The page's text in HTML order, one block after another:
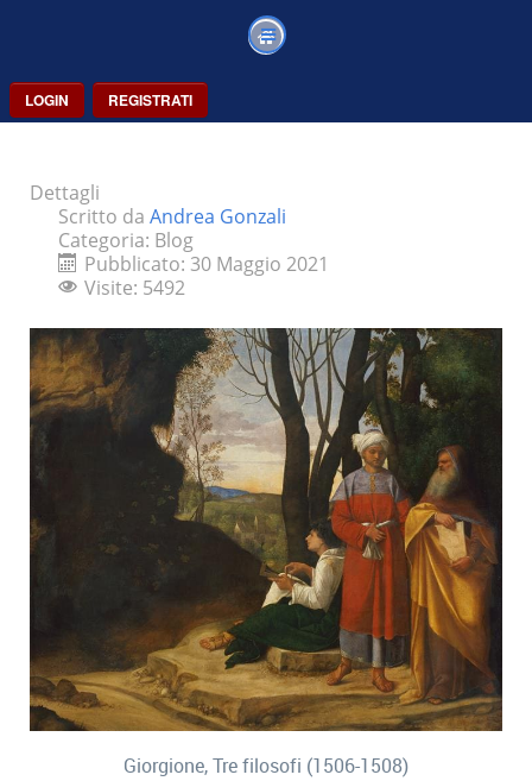
LOGIN REGISTRATI
Dettagli
Scritto da Andrea Gonzali
Categoria: Blog
Pubblicato: 30 Maggio 2021
Visite: 5492
Giorgione, Tre filosofi (1506-1508)